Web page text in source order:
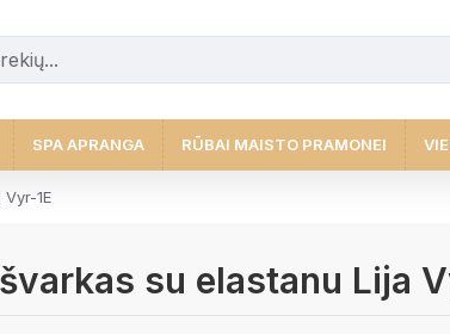
SPA APRANGA RŪBAI MAISTO PRAMONEI
1E
su elastanu Lija